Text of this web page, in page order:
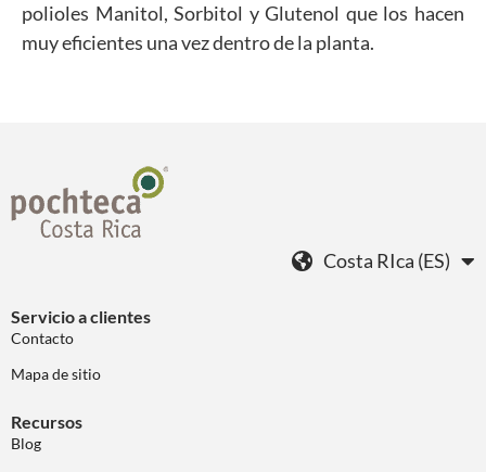
polioles Manitol, Sorbitol y Glutenol que los hacen
muy eficientes una vez dentro de la planta.
Costa RIca (ES)
Servicio a clientes
Contacto
Mapa de sitio
Recursos
Blog